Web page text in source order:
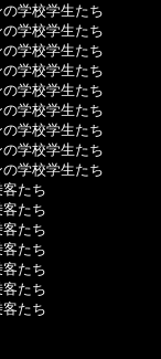
学校学生たち
学校学生たち
学校学生たち
学校学生たち
学校学生たち
学校学生たち
学生たち
学校学生たち
学校学生たち
たち
たち
たち
たち
たち
たち
たち